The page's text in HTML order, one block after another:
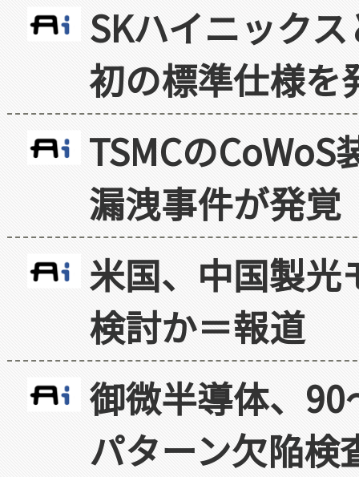
SKハイニック
初の標準仕様を
TSMCの
漏洩事件が発覚
米国、中国製光
検討か＝報道
御微半導体、
パターン欠陥検